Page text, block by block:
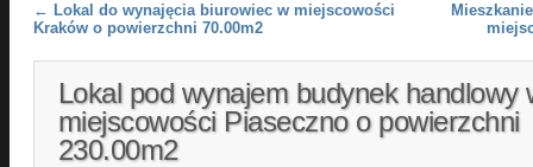
Post navigation
← Lokal do wynajęcia biurowiec w miejscowości
Kraków o powierzchni 70.00m2
Lokal pod wynajem budynek handlowy
miejscowości Piaseczno o powierzchni
230.00m2